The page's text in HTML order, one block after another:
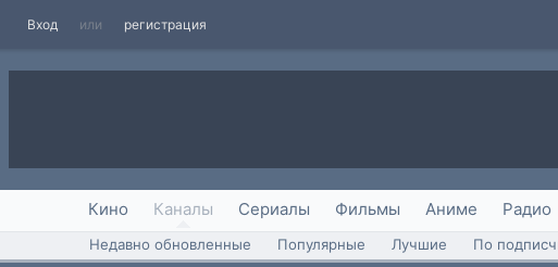
Вход или регистрация
Кино Каналы Сериалы Фильмы Аниме Радио
Недавно обновленные Популярные Лучшие По